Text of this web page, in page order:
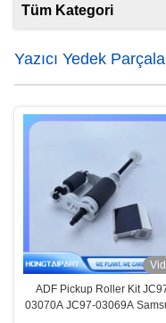
Tüm Kategori
Yazıcı Yedek
ADF Pickup Roller Kit
03070A JC97-03069A